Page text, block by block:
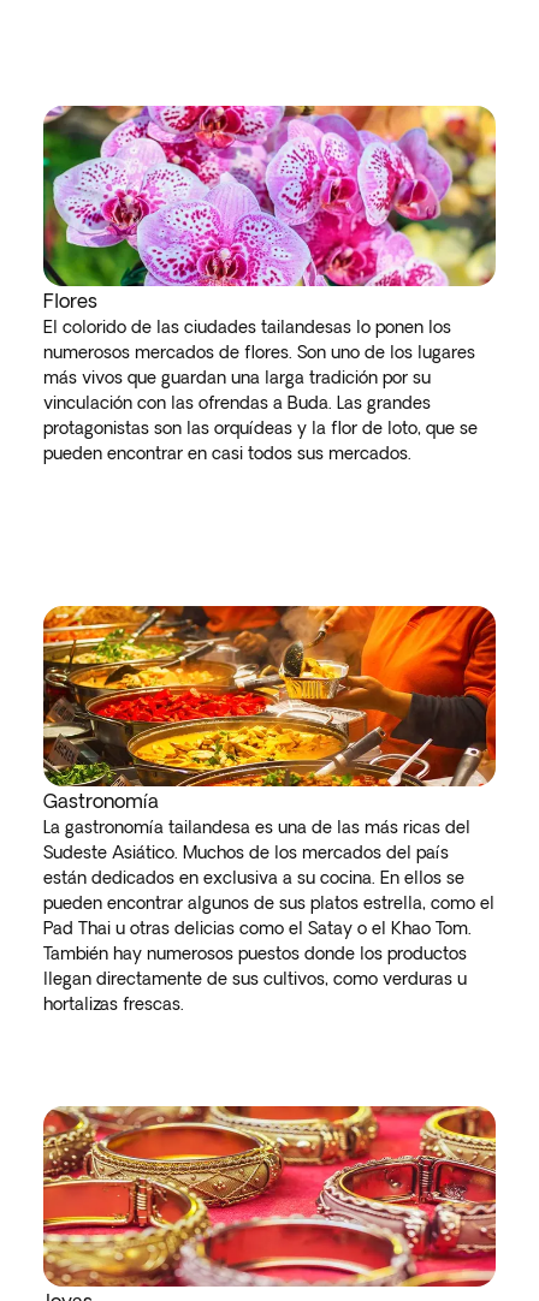
Flores
El colorido de las ciudades tailandesas lo ponen los
numerosos mercados de flores. Son uno de los lugares
más vivos que guardan una larga tradición por su
vinculación con las ofrendas a Buda. Las grandes
protagonistas son las orquídeas y la flor de loto, que se
pueden encontrar en casi todos sus mercados.
Gastronomía
La gastronomía tailandesa es una de las más ricas del
Sudeste Asiático. Muchos de los mercados del país
están dedicados en exclusiva a su cocina. En ellos se
pueden encontrar algunos de sus platos estrella, como el
Pad Thai u otras delicias como el Satay o el Khao Tom.
También hay numerosos puestos donde los productos
llegan directamente de sus cultivos, como verduras u
hortalizas frescas.